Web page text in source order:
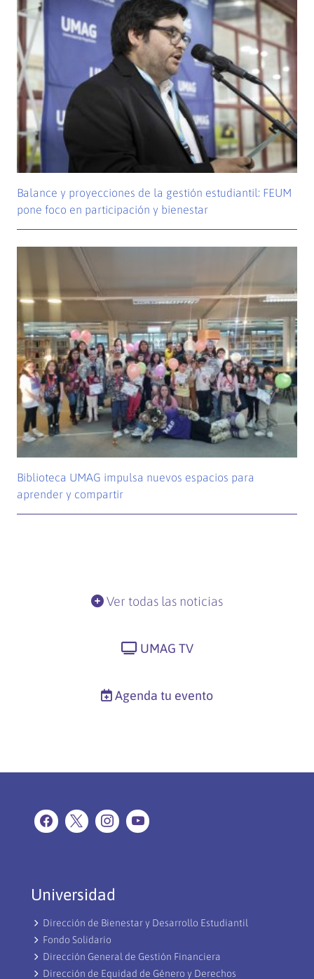
Balance y proyecciones de la gestión estudiantil: FEUM
pone foco en participación y bienestar
Biblioteca UMAG impulsa nuevos espacios para
aprender y compartir
Ver todas las noticias
UMAG TV
Agenda tu evento
Universidad
Dirección de Bienestar y Desarrollo Estudiantil
Fondo Solidario
Dirección General de Gestión Financiera
Dirección de Equidad de Género y Derechos